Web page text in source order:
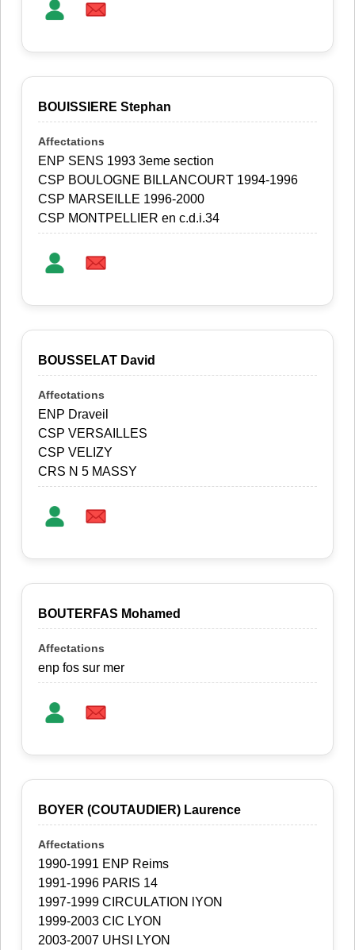
BOUISSIERE Stephan
ENP SENS 1993 3eme section
CSP BOULOGNE BILLANCOURT 1994-1996
CSP MARSEILLE 1996-2000
CSP MONTPELLIER en c.d.i.34
BOUSSELAT David
ENP Draveil
CSP VERSAILLES
CSP VELIZY
CRS N 5 MASSY
BOUTERFAS Mohamed
enp fos sur mer
BOYER (COUTAUDIER) Laurence
1990-1991 ENP Reims
1991-1996 PARIS 14
1997-1999 CIRCULATION lYON
1999-2003 CIC LYON
2003-2007 UHSI LYON